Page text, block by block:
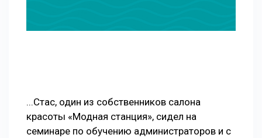
...Стас, один из собственников салона
красоты «Модная станция», сидел на
семинаре по обучению администраторов и с